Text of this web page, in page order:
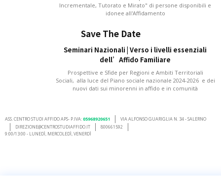
Incrementale, Tutorato e Mirato" di persone disponibili e
idonee all'Affidamento
Save The Date
Seminari Nazionali | Verso i livelli essenziali
dell’Affido Familiare
Prospettive e Sfide per Regioni e Ambiti Territoriali
Sociali, alla luce del Piano sociale nazionale 2024-2026 e dei
nuovi dati sui minorenni in affido e in comunità
ASS. CENTRO STUDI AFFIDO APS- P.IVA:05968920651
VIA ALFONSO GUARIGLIA N. 34 - SALERNO
DIREZIONE@CENTROSTUDIAFFIDO.IT
800661592
9:00/13:00 - LUNEDÌ, MERCOLEDÌ, VENERDÌ